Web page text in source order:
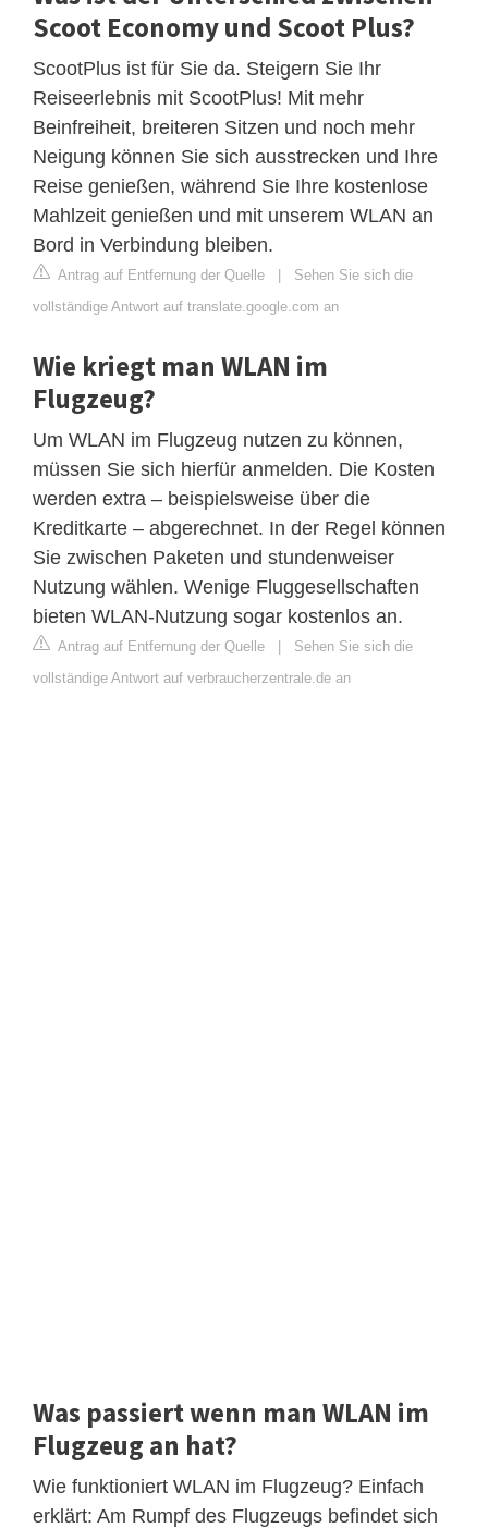
Scoot Economy und Scoot Plus?
ScootPlus ist für Sie da. Steigern Sie Ihr
Reiseerlebnis mit ScootPlus! Mit mehr
Beinfreiheit, breiteren Sitzen und noch mehr
Neigung können Sie sich ausstrecken und Ihre
Reise genießen, während Sie Ihre kostenlose
Mahlzeit genießen und mit unserem WLAN an
Bord in Verbindung bleiben.
Antrag auf Entfernung der Quelle | Sehen Sie sich die
vollständige Antwort auf translate.google.com an
Wie kriegt man WLAN im
Flugzeug?
Um WLAN im Flugzeug nutzen zu können,
müssen Sie sich hierfür anmelden. Die Kosten
werden extra ‒ beispielsweise über die
Kreditkarte ‒ abgerechnet. In der Regel können
Sie zwischen Paketen und stundenweiser
Nutzung wählen. Wenige Fluggesellschaften
bieten WLAN-Nutzung sogar kostenlos an.
Antrag auf Entfernung der Quelle | Sehen Sie sich die
vollständige Antwort auf verbraucherzentrale.de an
Was passiert wenn man WLAN im
Flugzeug an hat?
Wie funktioniert WLAN im Flugzeug? Einfach
erklärt: Am Rumpf des Flugzeugs befindet sich